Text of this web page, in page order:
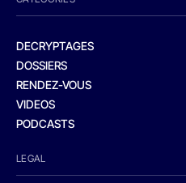
DECRYPTAGES
DOSSIERS
RENDEZ-VOUS
VIDEOS
PODCASTS
LEGAL